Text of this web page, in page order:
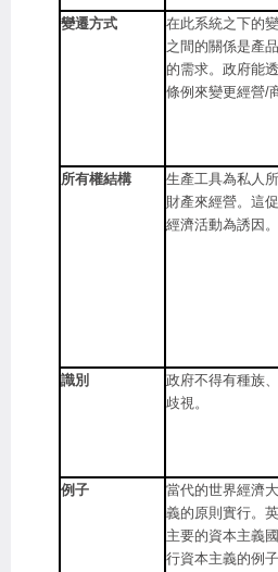
變遷方式
在此系統之下的
之間的關係是產
的需求。政府能
條例來變更經營/
所有權結構
生產工具為私人
財產來經營。這
經濟活動為誘因。
識別
政府不得有種族
歧視。
例子
當代的世界經濟
義的原則實行。
主要的資本主義
行資本主義的例子